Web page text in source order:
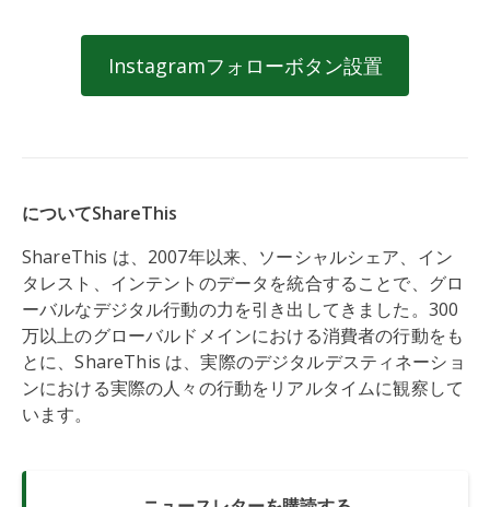
Instagramフォローボタン設置
についてShareThis
ShareThis は、2007年以来、ソーシャルシェア、イン
タレスト、インテントのデータを統合することで、グロ
ーバルなデジタル行動の力を引き出してきました。300
万以上のグローバルドメインにおける消費者の行動をも
とに、ShareThis は、実際のデジタルデスティネーショ
ンにおける実際の人々の行動をリアルタイムに観察して
います。